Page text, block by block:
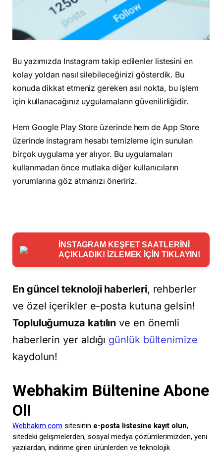
Bu yazımızda Instagram takip edilenler listesini en
kolay yoldan nasıl silebileceğinizi gösterdik. Bu
konuda dikkat etmeniz gereken asıl nokta, bu işlem
için kullanacağınız uygulamaların güvenilirliğidir.
Hem Google Play Store üzerinde hem de App Store
üzerinde instagram hesabı temizleme için sunulan
birçok uygulama yer alıyor. Bu uygulamaları
kullanmadan önce mutlaka diğer kullanıcıların
yorumlarına göz atmanızı öneririz.
İNSTAGRAM KEŞFET SAATLERİNİ
AÇIKLADIK! İZLEMEK İÇİN TIKLAYIN!
En güncel teknoloji haberleri, rehberler
ve özel içerikler e-posta kutuna gelsin!
Topluluğumuza katılın ve en önemli
haberlerin yer aldığı günlük bültenimize
kaydolun!